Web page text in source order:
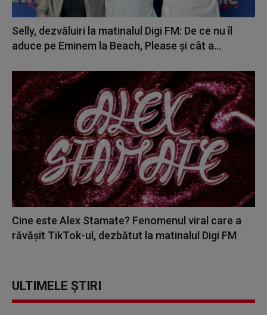
Selly, dezvăluiri la matinalul Digi FM: De ce nu îl
aduce pe Eminem la Beach, Please și cât a...
Cine este Alex Stamate? Fenomenul viral care a
răvășit TikTok-ul, dezbătut la matinalul Digi FM
ULTIMELE ȘTIRI